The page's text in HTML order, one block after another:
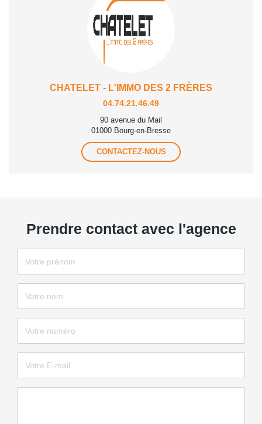
CHATELET - L'IMMO DES 2 FRÈRES
04.74.21.46.49
90 avenue du Mail
01000 Bourg-en-Bresse
CONTACTEZ-NOUS
Prendre contact avec l'agence